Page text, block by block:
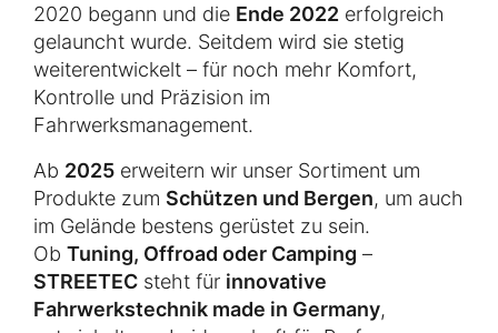
2020 begann und die Ende 2022 erfolgreich
gelauncht wurde. Seitdem wird sie stetig
weiterentwickelt – für noch mehr Komfort,
Kontrolle und Präzision im
Fahrwerksmanagement.
Ab 2025 erweitern wir unser Sortiment um
Produkte zum Schützen und Bergen, um auch
im Gelände bestens gerüstet zu sein.
Ob Tuning, Offroad oder Camping –
STREETEC steht für innovative
Fahrwerkstechnik made in Germany,